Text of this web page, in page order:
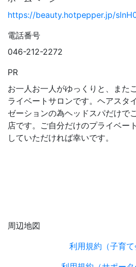
https://beauty.hotpepper.jp/
電話番号
046-212-2272
PR
お一人お一人がゆっくりと、また
ライベートサロンです。ヘアスタ
ゼーションの為ヘッドスパだけで
店です。ご自分だけのプライベー
していただければ幸いです。
周辺地図
利用規約（子育て